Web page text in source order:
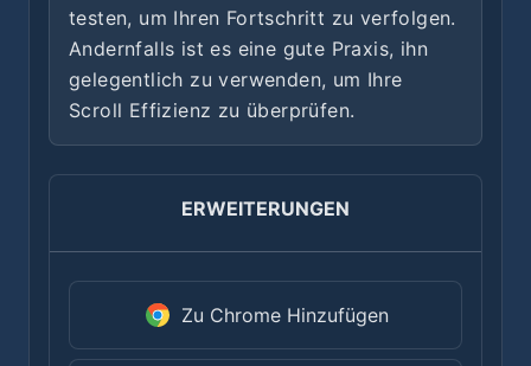
testen, um Ihren Fortschritt zu verfolgen.
Andernfalls ist es eine gute Praxis, ihn
gelegentlich zu verwenden, um Ihre
Scroll Effizienz zu überprüfen.
ERWEITERUNGEN
Zu Chrome Hinzufügen